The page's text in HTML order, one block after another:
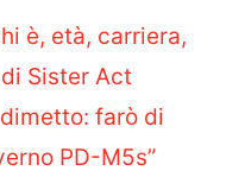
è, età, carriera,
Sister Act
farò di
PD-M5s”